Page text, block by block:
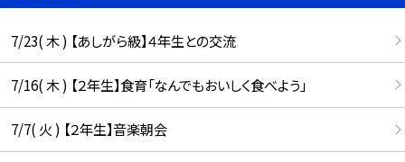
7/23( 木 ) 【あしがら級】４年生との交流
7/16( 木 ) 【２年生】食育「なんでもおいしく食べよう」
7/7( 火 ) 【２年生】音楽朝会